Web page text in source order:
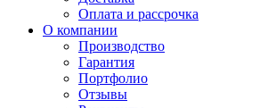
Оплата и рассрочка
О компании
Производство
Гарантия
Портфолио
Отзывы